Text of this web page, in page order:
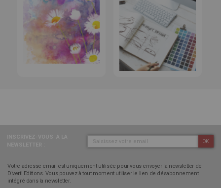
OK
Votre adresse email est uniquement utilisée pour vous envoyer la newsletter de
Diverti Editions. Vous pouvez à tout moment utiliser le lien de désabonnement
intégré dans la newsletter.